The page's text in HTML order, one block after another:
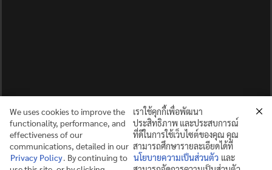
We uses cookies to improve the
functionality, performance, and
effectiveness of our
communications, detailed in our
Privacy Policy. By continuing to
เราใช้คุกกี้เพื่อพัฒนา
ประสิทธิภาพ และประสบการณ์
ที่ดีในการใช้เว็บไซต์ของคุณ คุณ
สามารถศึกษารายละเอียดได้ที่
นโยบายความเป็นส่วนตัว และ